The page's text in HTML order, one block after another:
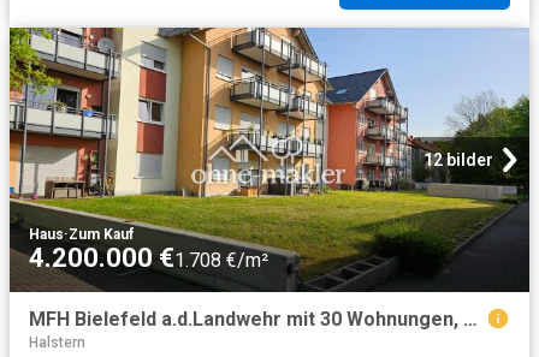
12 bilder
Haus·Zum Kauf
4.200.000 €1.708 €/m²
MFH Bielefeld a.d.Landwehr mit 30 Wohnungen, Mietrendite ca. 5%
Halstern